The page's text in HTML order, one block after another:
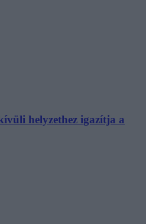
helyzethez igazítja a